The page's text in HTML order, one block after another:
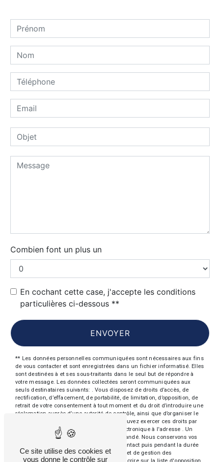
Combien font un plus un
En cochant cette case, j'accepte les conditions
particulières ci-dessous **
ENVOYER
** Les données personnelles communiquées sont nécessaires aux fins
de vous contacter et sont enregistrées dans un fichier informatisé. Elles
sont destinées à et ses sous-traitants dans le seul but de répondre à
votre message. Les données collectées seront communiquées aux
seuls destinataires suivants: . Vous disposez de droits d’accès, de
rectification, d’effacement, de portabilité, de limitation, d’opposition, de
retrait de votre consentement à tout moment et du droit d’introduire une
réclamation auprès d’une autorité de contrôle, ainsi que d’organiser le
sort de vos données post-mortem. Vous pouvez exercer ces droits par
voie postale à l'adresse ou par courrier électronique à l'adresse . Un
justificatif d'identité pourra vous être demandé. Nous conservons vos
données pendant la période de prise de contact puis pendant la durée
de prescription légale aux fins probatoires et de gestion des
Ce site utilise des cookies et
vous donne le contrôle sur